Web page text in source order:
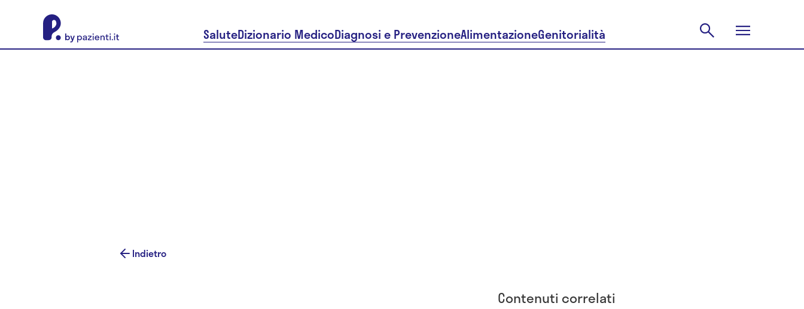
SaluteDizionario MedicoDiagnosi e PrevenzioneAlimentazioneGenitorialità
Indietro
Contenuti correlati